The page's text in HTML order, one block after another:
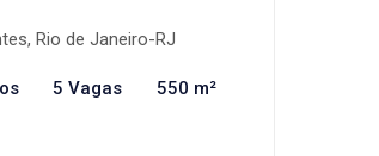
Rio de Janeiro-RJ
5 Vagas 550 m²